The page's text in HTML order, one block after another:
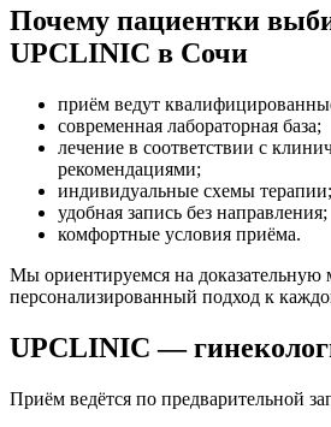
Почему пациентки
UPCLINIC в Сочи
приём ведут
современная лабораторная база;
лечение в соответствии с
рекомендациями;
индивидуальные схемы терапии;
удобная запись без направления;
комфортные условия приёма.
Мы ориентируемся на доказательную
персонализированный подход к
UPCLINIC —
Приём ведётся по предварительной